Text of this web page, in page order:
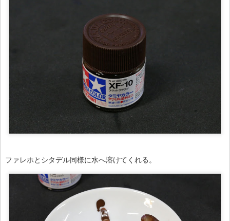
ファレホとシタデル同様に水へ溶けてくれる。